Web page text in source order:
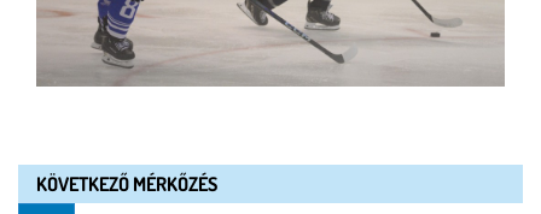
KÖVETKEZŐ MÉRKŐZÉS